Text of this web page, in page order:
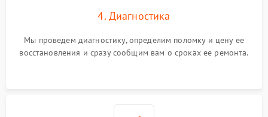
4. Диагностика
Мы проведем диагностику, определим поломку и цену ее
восстановления и сразу сообщим вам о сроках ее ремонта.